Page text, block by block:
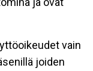
vain
joiden